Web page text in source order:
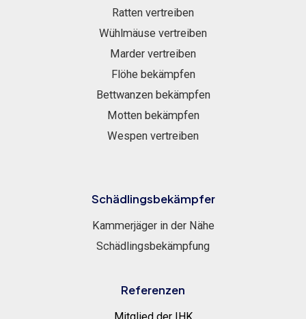
Ratten vertreiben
Wühlmäuse vertreiben
Marder vertreiben
Flöhe bekämpfen
Bettwanzen bekämpfen
Motten bekämpfen
Wespen vertreiben
Schädlingsbekämpfer
Kammerjäger in der Nähe
Schädlingsbekämpfung
Referenzen